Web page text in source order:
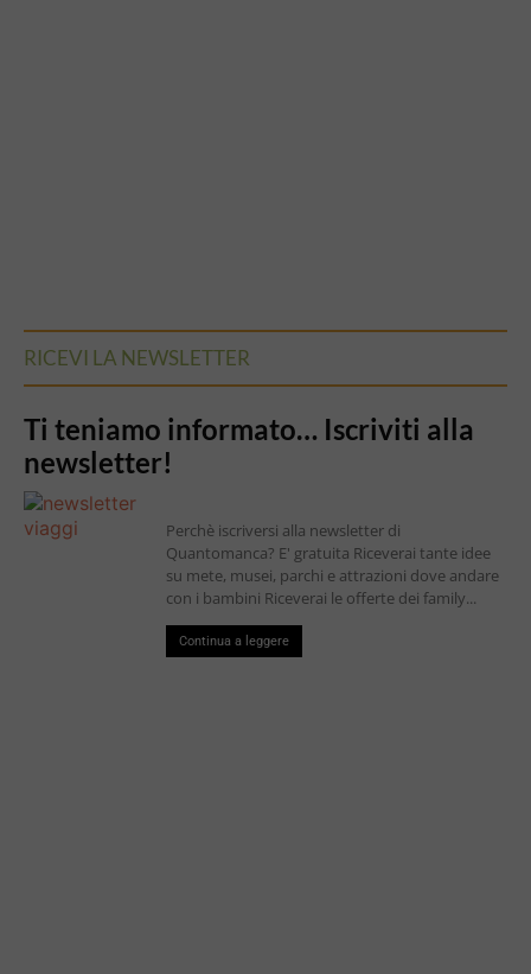
RICEVI LA NEWSLETTER
Ti teniamo informato… Iscriviti alla
newsletter!
Perchè iscriversi alla newsletter di
Quantomanca? E' gratuita Riceverai tante idee
su mete, musei, parchi e attrazioni dove andare
con i bambini Riceverai le offerte dei family...
Continua a leggere